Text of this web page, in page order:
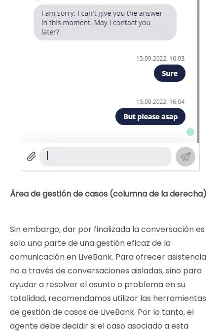
Área de gestión de casos (columna de la derecha)
Sin embargo, dar por finalizada la conversación es
solo una parte de una gestión eficaz de la
comunicación en LiveBank. Para ofrecer asistencia
no a través de conversaciones aisladas, sino para
ayudar a resolver el asunto o problema en su
totalidad, recomendamos utilizar las herramientas
de gestión de casos de LiveBank. Por lo tanto, el
agente debe decidir si el caso asociado a esta